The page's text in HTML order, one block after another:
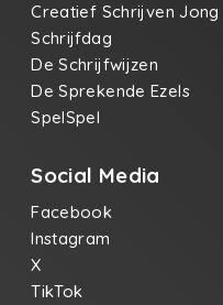
Creatief Schrijven Jong
Schrijfdag
De Schrijfwijzen
De Sprekende Ezels
SpelSpel
Social Media
Facebook
Instagram
X
TikTok